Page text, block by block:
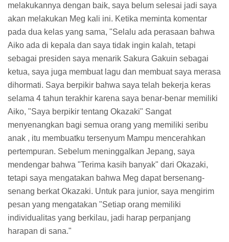
melakukannya dengan baik, saya belum selesai jadi saya
akan melakukan Meg kali ini. Ketika meminta komentar
pada dua kelas yang sama, "Selalu ada perasaan bahwa
Aiko ada di kepala dan saya tidak ingin kalah, tetapi
sebagai presiden saya menarik Sakura Gakuin sebagai
ketua, saya juga membuat lagu dan membuat saya merasa
dihormati. Saya berpikir bahwa saya telah bekerja keras
selama 4 tahun terakhir karena saya benar-benar memiliki
Aiko, "Saya berpikir tentang Okazaki" Sangat
menyenangkan bagi semua orang yang memiliki seribu
anak , itu membuatku tersenyum Mampu mencerahkan
pertempuran. Sebelum meninggalkan Jepang, saya
mendengar bahwa "Terima kasih banyak" dari Okazaki,
tetapi saya mengatakan bahwa Meg dapat bersenang-
senang berkat Okazaki. Untuk para junior, saya mengirim
pesan yang mengatakan "Setiap orang memiliki
individualitas yang berkilau, jadi harap perpanjang
harapan di sana."